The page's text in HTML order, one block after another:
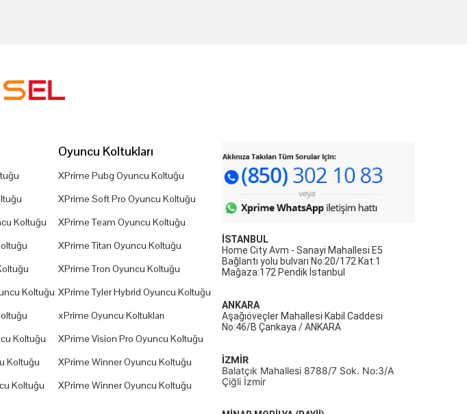
Koltuğu
Koltuğu
Koltuğu
Koltuğu
Koltuğu
Oyuncu Koltukları
XPrime Pubg Oyuncu Koltuğu
XPrime Soft Pro Oyuncu Koltuğu
XPrime Team Oyuncu Koltuğu
XPrime Titan Oyuncu Koltuğu
XPrime Tron Oyuncu Koltuğu
XPrime Tyler Hybrid Oyuncu Koltuğu
xPrime Oyuncu Koltukları
XPrime Vision Pro Oyuncu Koltuğu
XPrime Winner Oyuncu Koltuğu
XPrime Winner Oyuncu Koltuğu
İSTANBUL
Home City Avm - Sanayi Mahallesi E5
Bağlantı yolu bulvarı No:20/172 Kat:1
Mağaza:172 Pendik İstanbul
ANKARA
Aşağıöveçler Mahallesi Kabil Caddesi
No:46/B Çankaya / ANKARA
İZMİR
Balatçık Mahallesi 8788/7 Sok. No:3/A
Çiğli İzmir